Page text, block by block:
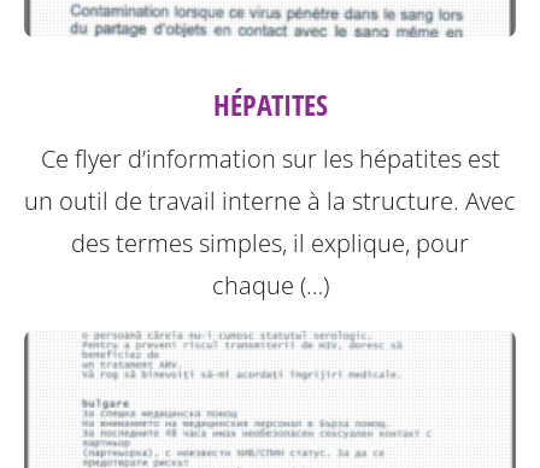
HÉPATITES
Ce flyer d’information sur les hépatites est
un outil de travail interne à la structure. Avec
des termes simples, il explique, pour
chaque (…)